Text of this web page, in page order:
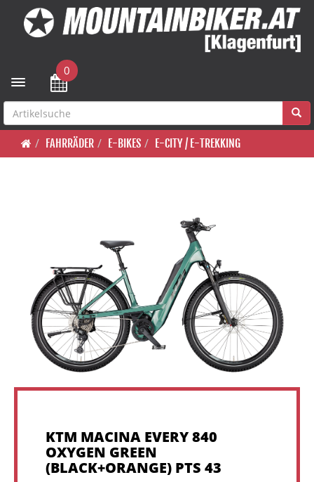
Toggle navigation
0
FAHRRÄDER E-BIKES E-CITY / E-TREKKING
KTM MACINA EVERY 840
OXYGEN GREEN
(BLACK+ORANGE) PTS 43